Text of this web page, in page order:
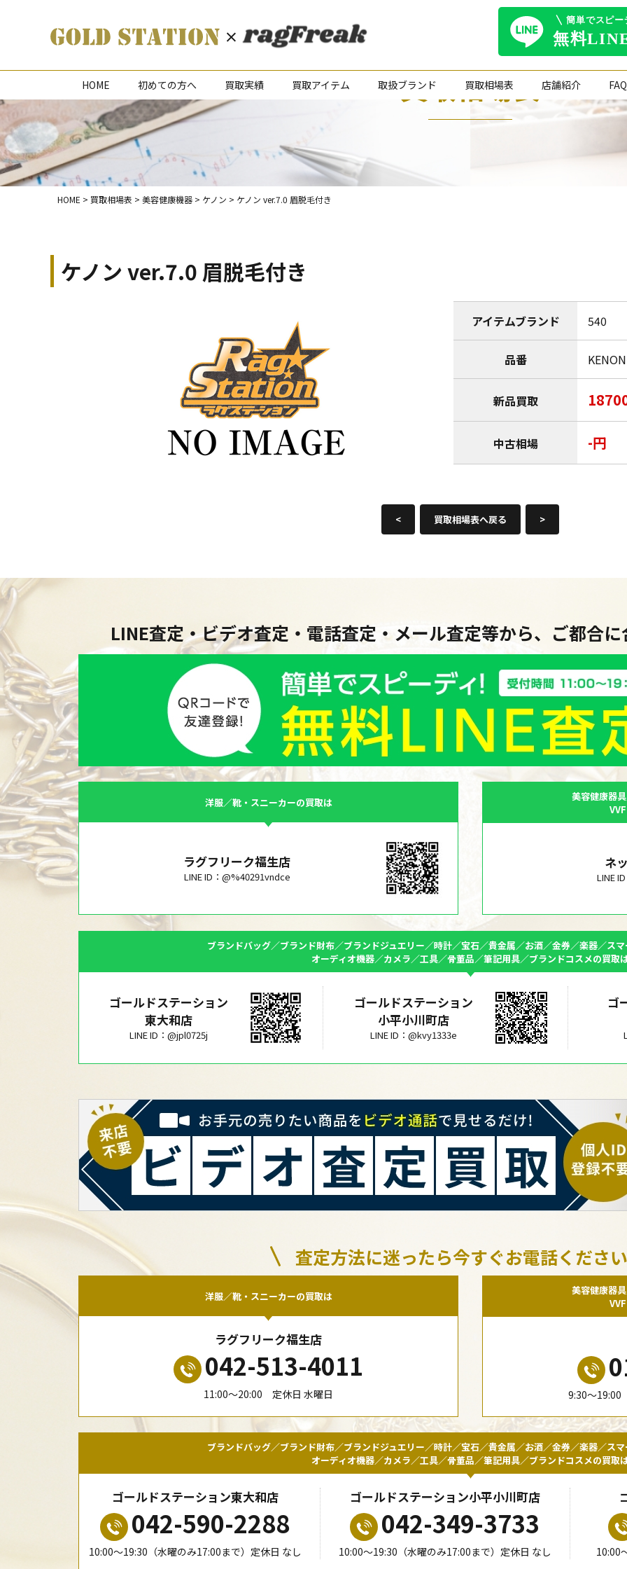
HOME 初めての方へ 買取実績 買取アイテム 取扱ブランド 買取相場表 店舗紹介 FAQ
買取相場表
HOME > 買取相場表 > 美容健康機器 > ケノン > ケノン ver.7.0 眉脱毛付き
ケノン ver.7.0 眉脱毛付き
アイテムブランド 540
品番 KENON
新品買取
中古相場 -円
< 買取相場表へ戻る >
LINE査定・ビデオ査定・電話査定・メール査定等から、ご都合
洋服／靴・スニーカーの買取は
ラグフリーク福生店
LINE ID：@%40291vndce
美容健康器
ネ
LINE
ブランドバッグ／ブランド財布／ブランドジュエリー／時計／宝石／貴金属／お酒／金券／楽器／ス
オーディオ機器／カメラ／工具／骨董品／筆記用具／ブランドコスメの買取
ゴールドステーション
東大和店
LINE ID：@jpl0725j
ゴールドステーション
小平小川町店
LINE ID：@kvy1333e
ゴ
査定方法に迷ったら今すぐお電話くださ
洋服／靴・スニーカーの買取は
ラグフリーク福生店
042-513-4011
11:00〜20:00 定休日 水曜日
美容健康器
9:30〜19:00
ブランドバッグ／ブランド財布／ブランドジュエリー／時計／宝石／貴金属／お酒／金券／楽器／ス
オーディオ機器／カメラ／工具／骨董品／筆記用具／ブランドコスメの買取
ゴールドステーション東大和店
042-590-2288
10:00〜19:30（水曜のみ17:00まで）定休日 なし
ゴールドステーション小平小川町店
042-349-3733
10:00〜19:30（水曜のみ17:00まで）定休日 なし 10:00